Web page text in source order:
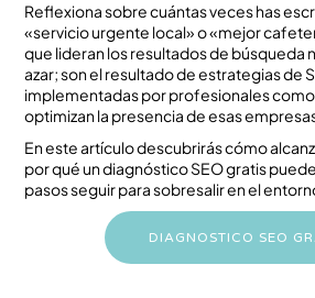
Reflexiona sobre cuántas veces has
«servicio urgente local» o «mejor
que lideran los resultados de búsqueda
azar; son el resultado de estrategias de
implementadas por profesionales como
optimizan la presencia de esas
En este artículo descubrirás cómo
por qué un diagnóstico SEO gratis
pasos seguir para sobresalir en el
DIAGNOSTICO SEO